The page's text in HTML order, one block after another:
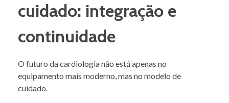
cuidado: integração e
continuidade
O futuro da cardiologia não está apenas no
equipamento mais moderno, mas no modelo de
cuidado.